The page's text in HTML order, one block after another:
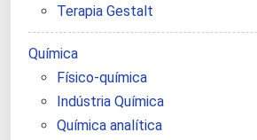
Terapia Gestalt
Química
Físico-química
Indústria Química
Química analítica